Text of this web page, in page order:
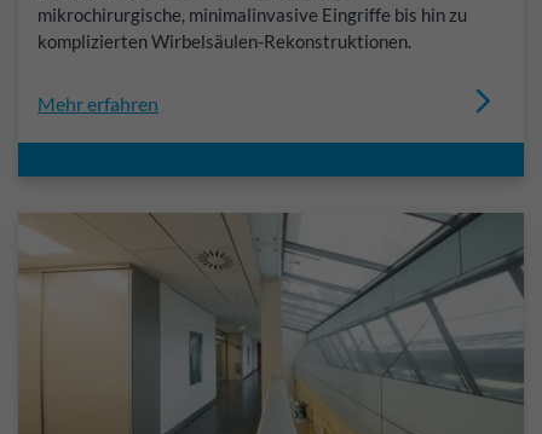
mikrochirurgische, minimalinvasive Eingriffe bis hin zu
komplizierten Wirbelsäulen-Rekonstruktionen.
Mehr erfahren